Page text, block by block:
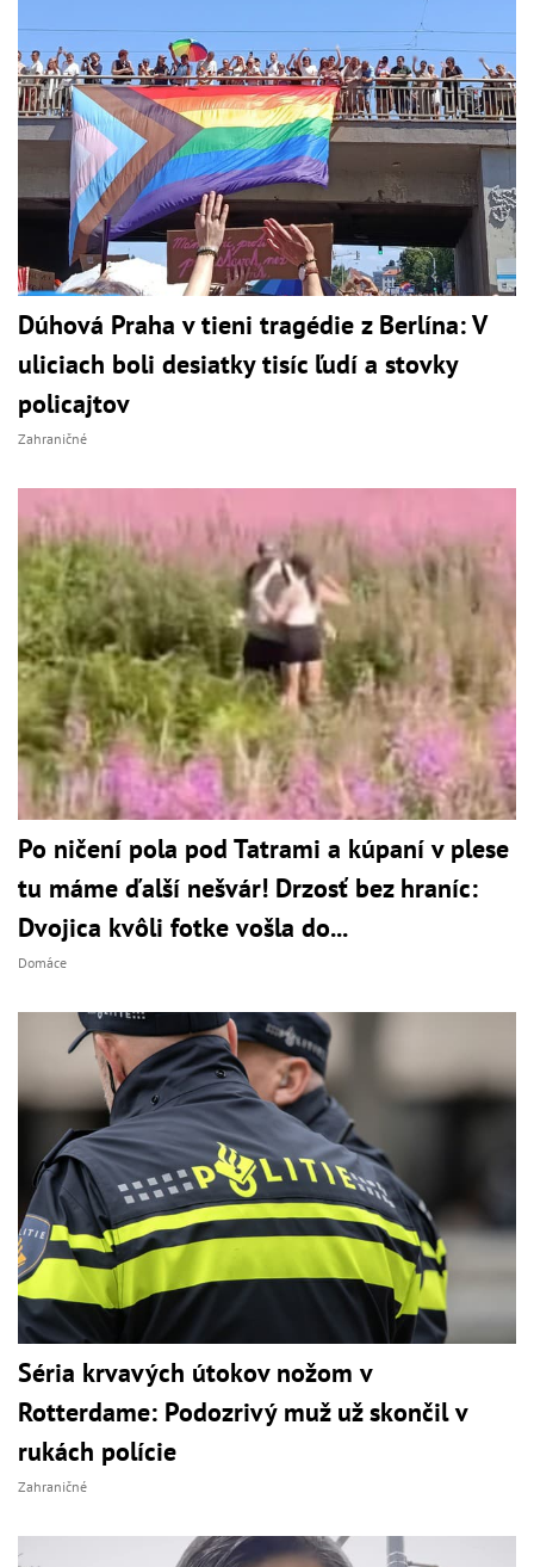
Dúhová Praha v tieni tragédie z Berlína: V
uliciach boli desiatky tisíc ľudí a stovky
policajtov
Zahraničné
Po ničení pola pod Tatrami a kúpaní v plese
tu máme ďalší nešvár! Drzosť bez hraníc:
Dvojica kvôli fotke vošla do...
Domáce
Séria krvavých útokov nožom v
Rotterdame: Podozrivý muž už skončil v
rukách polície
Zahraničné